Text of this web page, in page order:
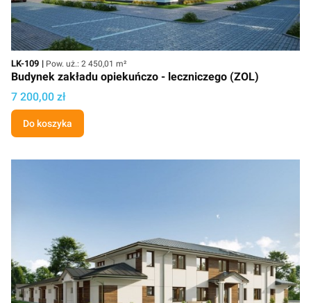
Kod
LK-109 Powierzchnia użytkowa
Pow. uż.: 2 450,01 m²
Budynek zakładu opiekuńczo - leczniczego (ZOL)
Cena projektu
7 200,00 zł
Do koszyka